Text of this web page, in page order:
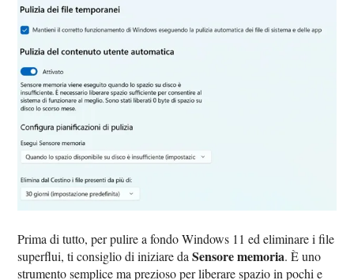
Prima di tutto, per pulire a fondo Windows 11 ed eliminare i file
superflui, ti consiglio di iniziare daSensore memoria. È uno
strumento semplice ma prezioso per liberare spazio in pochi e